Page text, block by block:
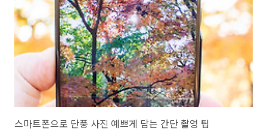
법은 다르다 우리가 영화를 보면 영화의 장르에 따라서 영화를 대하는 태
도가 다릅니다. 전쟁 영화에서 한 병사가 쓰러져 죽었는데 그 병사가 적
의 총이 아닌 외계인..
스마트폰으로 단풍 사진 예쁘게 담는 간단 촬영 팁